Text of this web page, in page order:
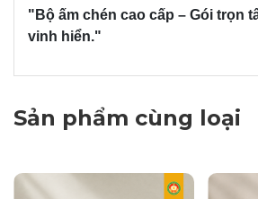
"Bộ ấm chén cao cấp – Gói trọn
vinh hiển."
Sản phẩm cùng loại